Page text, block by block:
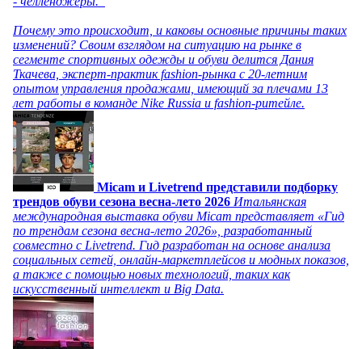
Почему это происходит, и каковы основные причины таких
изменений? Своим взглядом на ситуацию на рынке в
сегменте спортивных одежды и обуви делится Дания
Ткачева, эксперт-практик fashion-рынка с 20-летним
опытом управления продажами, имеющий за плечами 13
лет работы в команде Nike Russia и fashion-ритейле.
Micam и Livetrend представили подборку
трендов обуви сезона весна-лето 2026 Итальянская
международная выставка обуви Micam представляет «Гид
по трендам сезона весна-лето 2026», разработанный
совместно с Livetrend. Гид разработан на основе анализа
социальных сетей, онлайн-маркетплейсов и модных показов,
а также с помощью новых технологий, таких как
искусственный интеллект и Big Data.